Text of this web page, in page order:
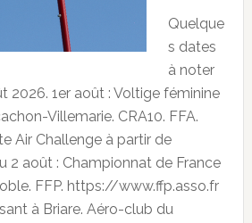
Quelque
s dates
à noter
2026. 1er août : Voltige féminine
Villemarie. CRA10. FFA.
Air Challenge à partir de
2 août : Championnat de France
FFP. https://www.ffp.asso.fr
à Briare. Aéro-club du